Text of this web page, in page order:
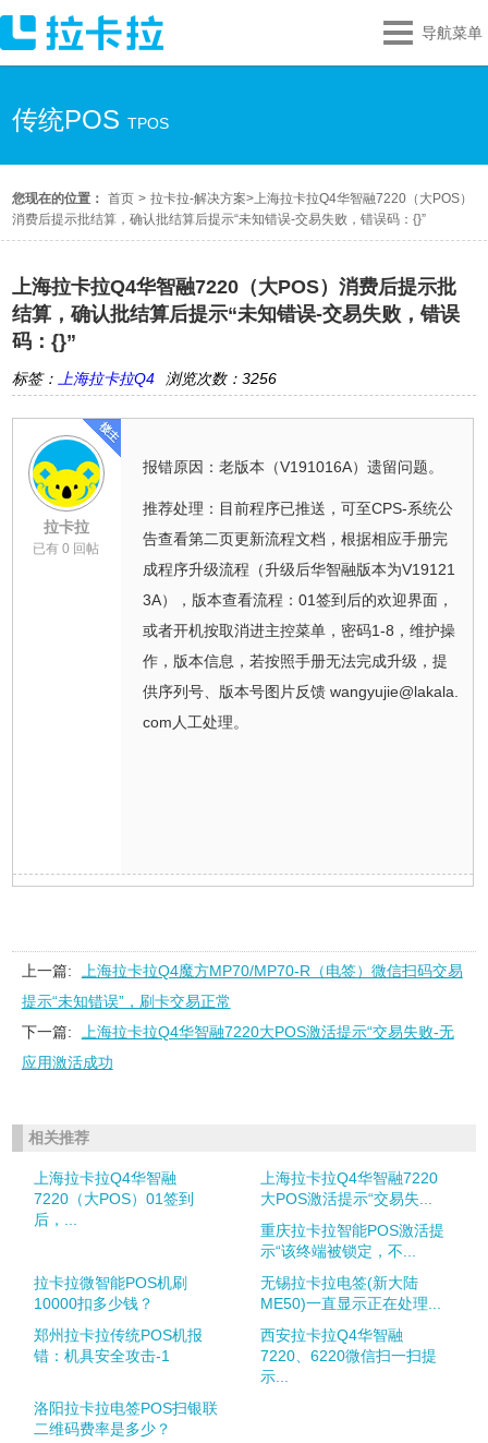
导航菜单
传统POSTPOS
您现在的位置： 首页 > 拉卡拉-解决方案>上海拉卡拉Q4华智融7220（大POS）
消费后提示批结算，确认批结算后提示“未知错误-交易失败，错误码：{}”
上海拉卡拉Q4华智融7220（大POS）消费后提示批
结算，确认批结算后提示“未知错误-交易失败，错误
码：{}”
标签： 上海拉卡拉Q4 浏览次数：3256
拉卡拉
已有 0 回帖
报错原因：老版本（V191016A）遗留问题。
推荐处理：目前程序已推送，可至CPS-系统公
告查看第二页更新流程文档，根据相应手册完
成程序升级流程（升级后华智融版本为V19121
3A），版本查看流程：01签到后的欢迎界面，
或者开机按取消进主控菜单，密码1-8，维护操
作，版本信息，若按照手册无法完成升级，提
供序列号、版本号图片反馈 wangyujie@lakala.
com人工处理。
上一篇:
上海拉卡拉Q4魔方MP70/MP70-R（电签）微信扫码交易
提示“未知错误”，刷卡交易正常
下一篇:
上海拉卡拉Q4华智融7220大POS激活提示“交易失败-无
应用激活成功
相关推荐
上海拉卡拉Q4华智融
7220（大POS）01签到
后，...
上海拉卡拉Q4华智融7220
大POS激活提示“交易失...
重庆拉卡拉智能POS激活提
示“该终端被锁定，不...
拉卡拉微智能POS机刷
10000扣多少钱？
无锡拉卡拉电签(新大陆
ME50)一直显示正在处理...
郑州拉卡拉传统POS机报
错：机具安全攻击-1
西安拉卡拉Q4华智融
7220、6220微信扫一扫提
示...
洛阳拉卡拉电签POS扫银联
二维码费率是多少？